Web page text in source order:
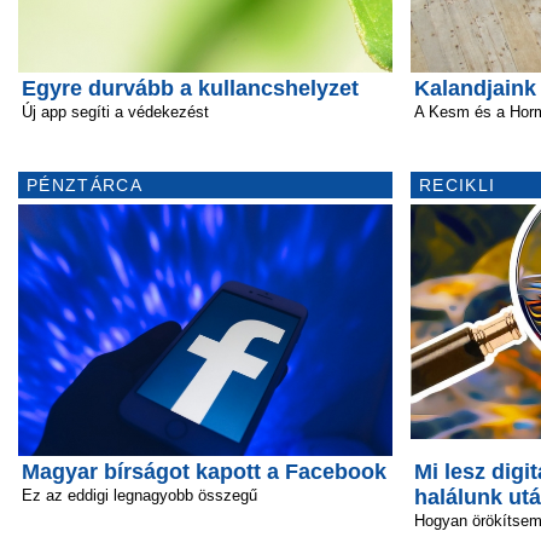
Egyre durvább a kullancshelyzet
Új app segíti a védekezést
PÉNZTÁRCA
Magyar bírságot kapott a Facebook
Ez az eddigi legnagyobb összegű
A Kesm és a
RECIKLI
Mi lesz
halálunk
Hogyan